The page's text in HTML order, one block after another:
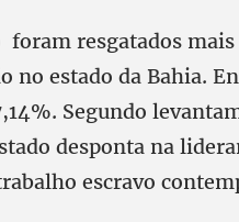
resgatados
no estado da Bahia.
Segundo
desponta na
escravo